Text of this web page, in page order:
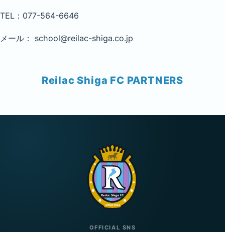
TEL：077-564-6646
メール： school@reilac-shiga.co.jp
Reilac Shiga FC PARTNERS
OFFICIAL SNS